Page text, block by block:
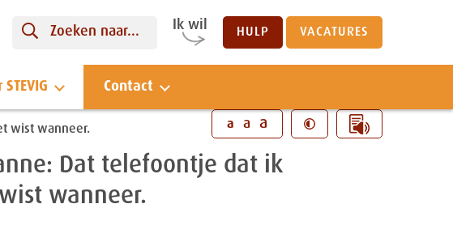
Zoeken naar... Ik wil HULP VACATURES
Contact
a a a
wist wanneer.
Dat telefoontje dat ik
wanneer.
Sluiten